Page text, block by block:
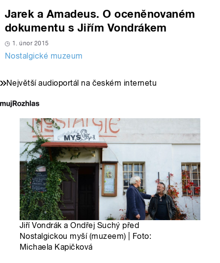
Jarek a Amadeus. O oceněnovaném
dokumentu s Jiřím Vondrákem
1. únor 2015
Nostalgické muzeum
Největší audioportál na českém internetu
Jiří Vondrák a Ondřej Suchý před
Nostalgickou myší (muzeem) | Foto:
Michaela Kapičková